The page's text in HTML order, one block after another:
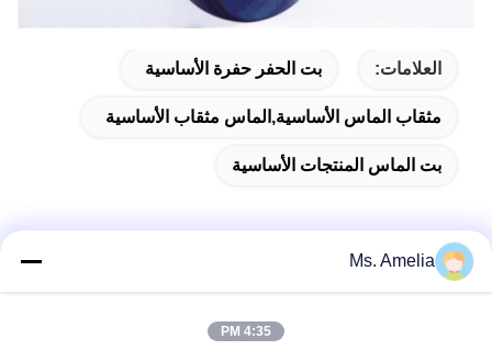
العلامات: بت الحفر حفرة الأساسية
مثقاب الماس الأساسية,الماس مثقاب الأساسية
بت الماس المنتجات الأساسية
Ms. Amelia
4:35 PM